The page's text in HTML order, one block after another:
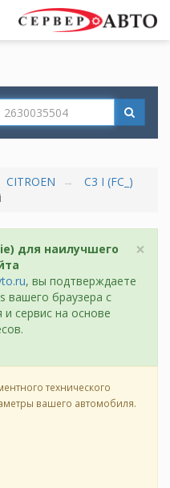
CITROEN
C3 I (FC_)
×
для наилучшего
, вы подтверждаете
вашего браузера с
сервис на основе
технического
вашего автомобиля.